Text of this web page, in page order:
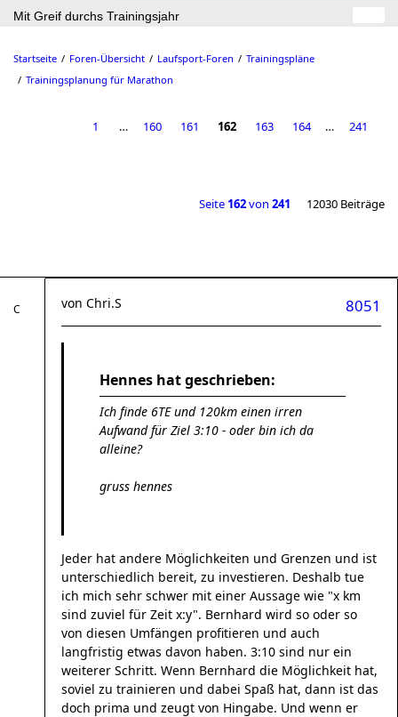
Mit Greif durchs Trainingsjahr
Startseite Foren-Übersicht Laufsport-Foren
Trainingspläne
Trainingsplanung für Marathon
1 … 160 161 162 163 164 … 241
Seite 162von 241 12030 Beiträge
8051
von Chri.S
Hennes hat geschrieben:
Ich finde 6TE und 120km einen irren
Aufwand für Ziel 3:10 - oder bin ich da
alleine?
gruss hennes
Jeder hat andere Möglichkeiten und Grenzen und ist
unterschiedlich bereit, zu investieren. Deshalb tue
ich mich sehr schwer mit einer Aussage wie "x km
sind zuviel für Zeit x:y". Bernhard wird so oder so
von diesen Umfängen profitieren und auch
langfristig etwas davon haben. 3:10 sind nur ein
weiterer Schritt. Wenn Bernhard die Möglichkeit hat,
soviel zu trainieren und dabei Spaß hat, dann ist das
doch prima und zeugt von Hingabe. Und wenn er